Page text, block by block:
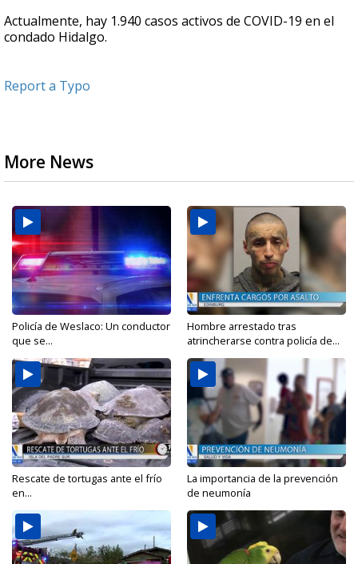
Actualmente, hay 1.940 casos activos de COVID-19 en el
condado Hidalgo.
Report a Typo
More News
Policía de Weslaco: Un conductor
que se...
Hombre arrestado tras
atrincherarse contra policía de...
Rescate de tortugas ante el frío
en...
La importancia de la prevención
de neumonía